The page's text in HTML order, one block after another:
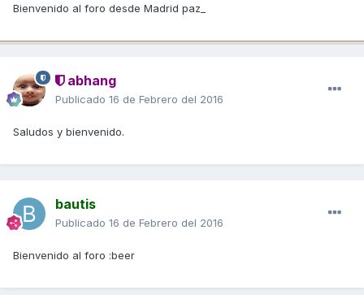
Bienvenido al foro desde Madrid paz_
abhang
Publicado 16 de Febrero del 2016
Saludos y bienvenido.
bautis
Publicado 16 de Febrero del 2016
Bienvenido al foro :beer